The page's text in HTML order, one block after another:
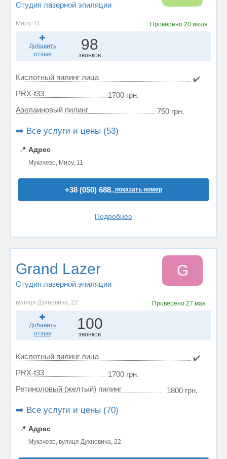
Студия лазерной эпиляции
Миру, 11 Проверено 20 июля
Добавить
отзыв
98
звонков
Кислотный пилинг лица
✔️
PRX-t33
1700 грн.
Азелаиновый пилинг
750 грн.
➡️ Все услуги и цены (53)
📍 Адрес
Мукачево, Миру, 11
+38 (050) 688..показать номер
Подробнее
Grand Lazer
Студия лазерной эпиляции
G
вулиця Духновича, 22 Проверено 27 мая
Добавить
отзыв
100
звонков
Кислотный пилинг лица
✔️
PRX-t33
1700 грн.
Ретиноловый (желтый) пилинг
1800 грн.
➡️ Все услуги и цены (70)
📍 Адрес
Мукачево, вулиця Духновича, 22